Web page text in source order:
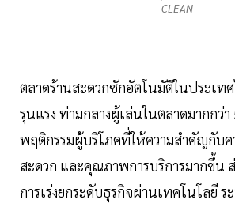
CLEAN
ตลาดร้านสะดวกซักอัตโนมัติในประเท
รุนแรง ท่ามกลางผู้เล่นในตลาดมากกว่
พฤติกรรมผู้บริโภคที่ให้ความสำคัญกับค
สะดวก และคุณภาพการบริการมากขึ้น
การเร่งยกระดับธุรกิจผ่านเทคโนโลยี ร